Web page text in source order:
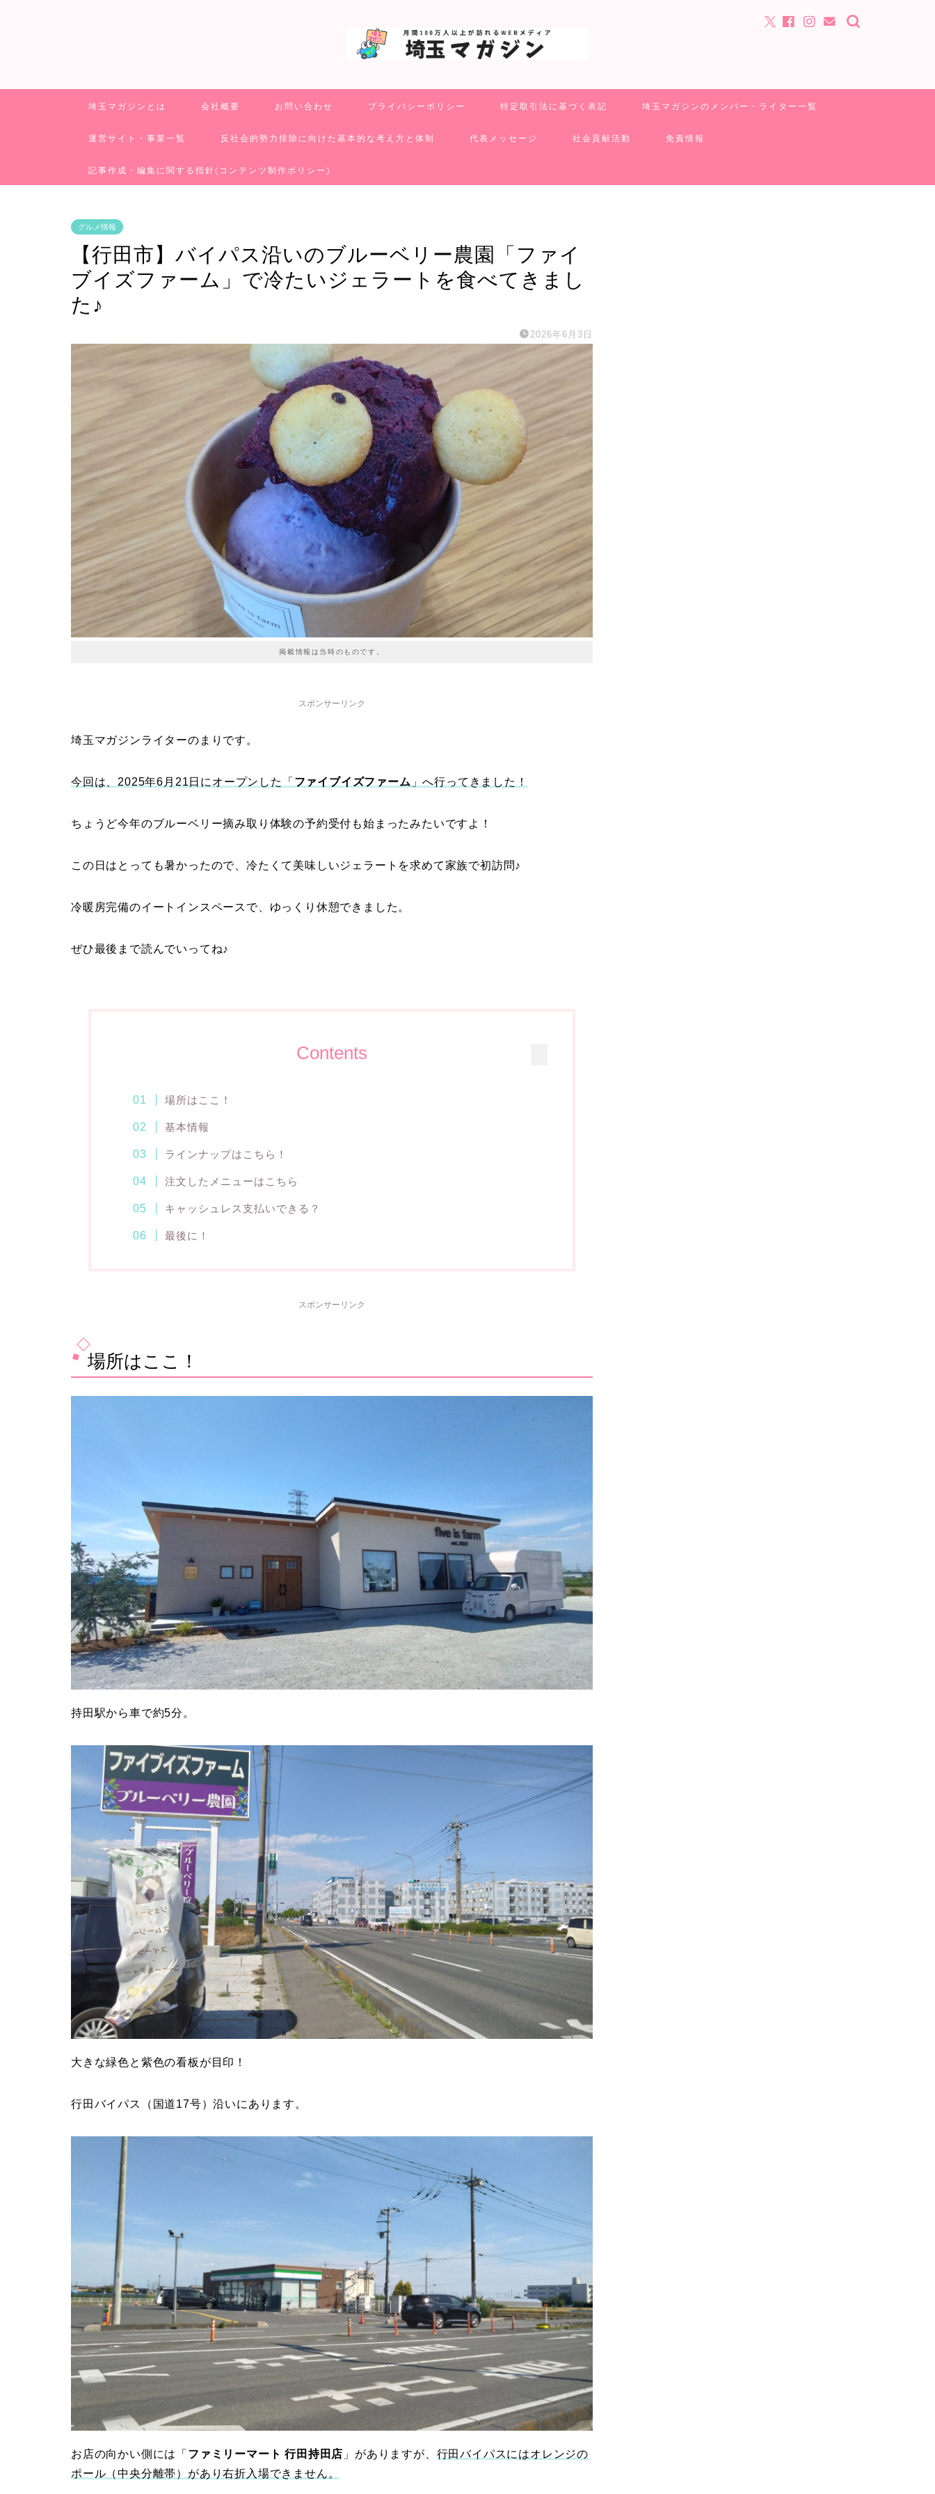
埼玉マガジンとは 会社概要 お問い合わせ プライバシーポリシー 特定取引法に基づく表記 埼玉マガジンのメンバー・ライター一覧
運営サイト・事業一覧 反社会的勢力排除に向けた基本的な考え方と体制 代表メッセージ 社会貢献活動 免責情報
記事作成・編集に関する指針(コンテンツ制作ポリシー)
グルメ情報
【行田市】バイパス沿いのブルーベリー農園「ファイ
ブイズファーム」で冷たいジェラートを食べてきまし
た♪
2026年6月3日
掲載情報は当時のものです。
スポンサーリンク
埼玉マガジンライターのまりです。
今回は、2025年6月21日にオープンした「 ファイブイズファーム 」へ行ってきました！
ちょうど今年のブルーベリー摘み取り体験の予約受付も始まったみたいですよ！
この日はとっても暑かったので、冷たくて美味しいジェラートを求めて家族で初訪問♪
冷暖房完備のイートインスペースで、ゆっくり休憩できました。
ぜひ最後まで読んでいってね♪
Contents
場所はここ！
基本情報
ラインナップはこちら！
注文したメニューはこちら
キャッシュレス支払いできる？
最後に！
スポンサーリンク
場所はここ！
持田駅から車で約5分。
大きな緑色と紫色の看板が目印！
行田バイパス（国道17号）沿いにあります。
お店の向かい側には「 ファミリーマート 行田持田店 」がありますが、 行田バイパスにはオレンジの
ポール（中央分離帯）があり右折入場できません。